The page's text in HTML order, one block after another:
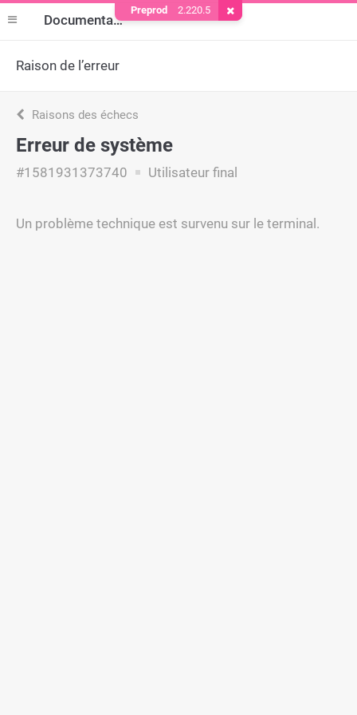
Documentation
Raison de l’erreur
Raisons des échecs
Erreur de système
#1581931373740 Utilisateur final
Un problème technique est survenu sur le terminal.
Preprod 2.220.5 Supprimer le cookie